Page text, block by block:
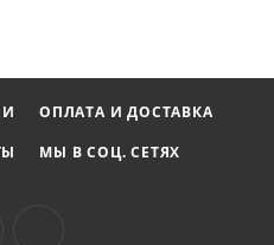
ОПЛАТА И ДОСТАВКА
МЫ В СОЦ. СЕТЯХ